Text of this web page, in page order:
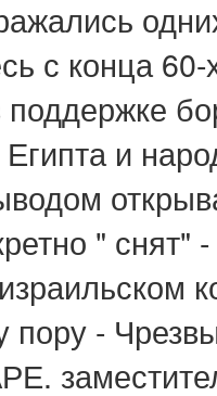
с конца
и
" снят"
пору -